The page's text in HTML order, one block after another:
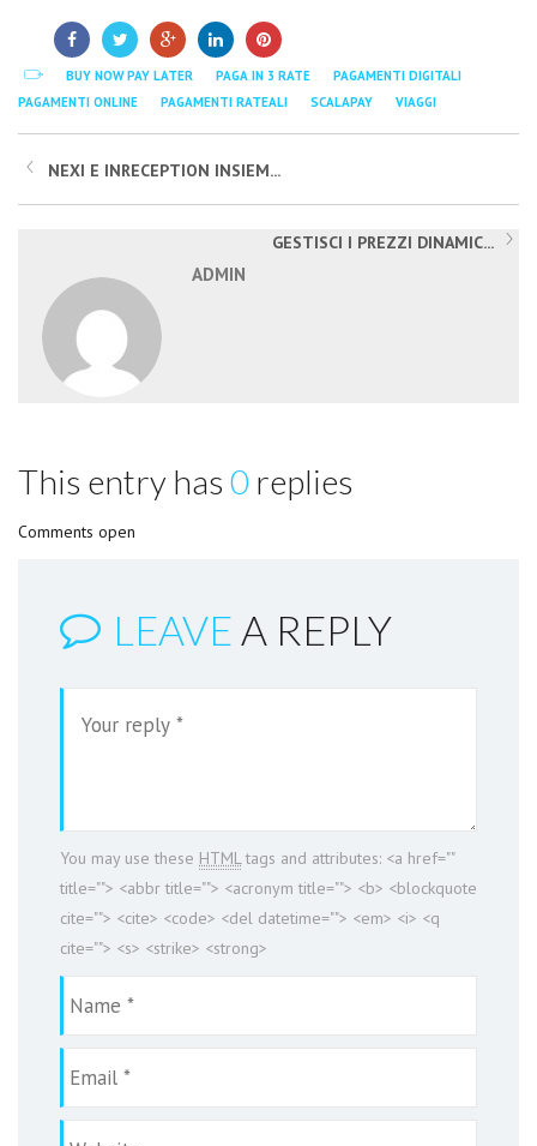
BUY NOW PAY LATER PAGA IN 3 RATE
PAGAMENTI DIGITALI
PAGAMENTI ONLINE
PAGAMENTI RATEALI SCALAPAY VIAGGI
NEXI E INRECEPTION INSIEM...
GESTISCI I PREZZI DINAMIC...
ADMIN
This entry has 0 replies
Comments open
LEAVE A REPLY
You may use these HTMLtags and attributes: <a href=""
title=""> <abbr title=""> <acronym title=""> <b> <blockquote
cite=""> <cite> <code> <del datetime=""> <em> <i> <q
cite=""> <s> <strike> <strong>